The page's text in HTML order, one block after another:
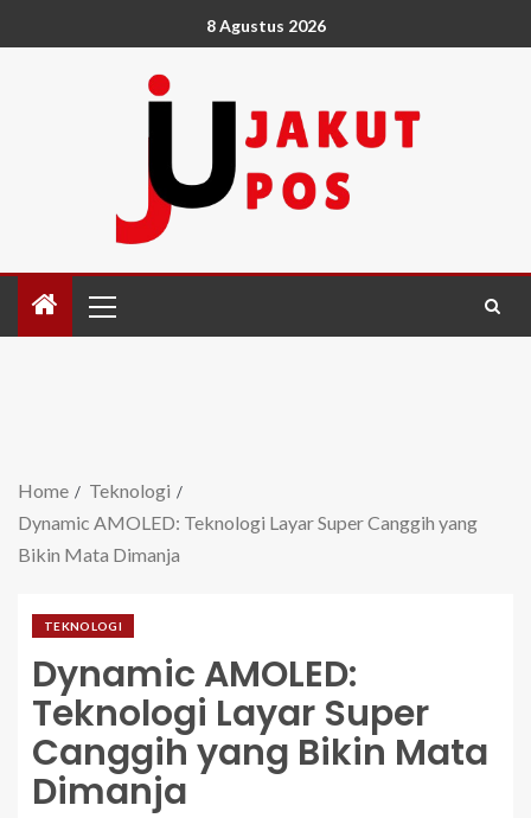
8 Agustus 2026
Home
Teknologi
Dynamic AMOLED: Teknologi Layar Super Canggih yang
Bikin Mata Dimanja
TEKNOLOGI
Dynamic AMOLED:
Teknologi Layar Super
Canggih yang Bikin Mata
Dimanja